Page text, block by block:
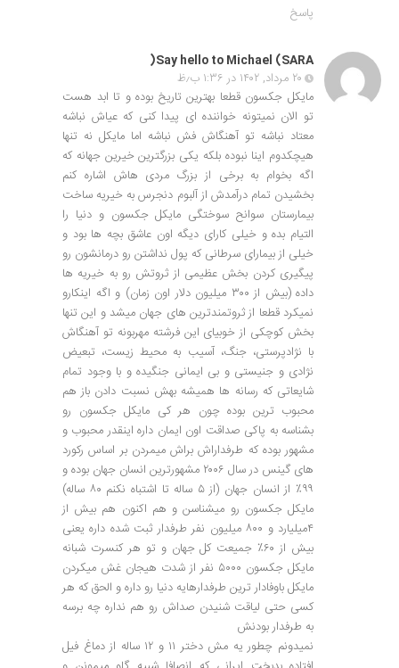
پاسخ
Say hello to Michael (SARA(
۲۰ مرداد, ۱۴۰۲ در ۱:۳۶ ب٫ظ
مایکل جکسون قطعا بهترین تاریخ بوده و تا ابد هست
تو الان نمیتونه خواننده ای پیدا کنی که عیاش نباشه
معتاد نباشه تو آهنگاش فش نباشه اما مایکل نه تنها
هیچکدوم اینا نبوده بلکه یکی بزرگترین خیرین جهانه که
اگه بخوام به برخی از بزرگ مردی هاش اشاره کنم
بخشیدن تمام درآمدش از آلبوم دنجرس به خیریه ساخت
بیمارستان سوانح سوختگی مایکل جکسون و دنیا را
التیام بده و خیلی کارای دیگه اون عاشق بچه ها بود و
خیلی از بیمارای سرطانی که پول نداشتن رو درمانشون رو
پیگیری کردن بخش عظیمی از ثروتش رو به خیریه ها
داده (بیش از ۳۰۰ میلیون دلار اون زمان) و اگه اینکارو
نمیکرد قطعا از ثروتمندترین های جهان میشد و این تنها
بخش کوچکی از خوبیای این فرشته مهربونه تو آهنگاش
با نژادپرستی، جنگ، آسیب به محیط زیست، تبعیض
نژادی و جنیستی و بی ایمانی جنگیده و با وجود تمام
شایعاتی که رسانه ها همیشه بهش نسبت دادن باز هم
محبوب ترین بوده چون هر کی مایکل جکسون رو
بشناسه به پاکی صداقت اون ایمان داره اینقدر محبوب و
مشهور بوده که طرفداراش براش میمردن بر اساس رکورد
های گینس در سال ۲۰۰۶ مشهورترین انسان جهان بوده و
۹۹٪ از انسان جهان (از ۵ ساله تا اشتباه نکنم ۸۰ ساله)
مایکل جکسون رو میشناسن و هم اکنون هم بیش از
۴میلیارد و ۸۰۰ میلیون نفر طرفدار ثبت شده داره یعنی
بیش از ۶۰٪ جمیعت کل جهان و تو هر کنسرت شبانه
مایکل جکسون ۵۰۰۰ نفر از شدت هیجان غش میکردن
مایکل باوفادار ترین طرفدارهایه دنیا رو داره و الحق که هر
کسی حتی لیاقت شنیدن صداش رو هم نداره چه برسه
به طرفدار بودنش
نمیدونم چطور یه مش دختر ۱۱ و ۱۲ ساله از دماغ فیل